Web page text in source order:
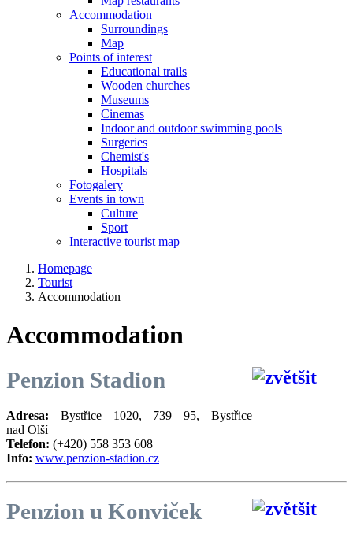
Accommodation
Surroundings
Map
Points of interest
Educational trails
Wooden churches
Museums
Cinemas
Indoor and outdoor swimming pools
Surgeries
Chemist's
Hospitals
Fotogalery
Events in town
Culture
Sport
Interactive tourist map
Homepage
Tourist
Accommodation
Accommodation
Penzion Stadion
Adresa: Bystřice 1020, 739 95, Bystřice
nad Olší
Telefon: (+420) 558 353 608
Info: www.penzion-stadion.cz
Penzion u Konviček